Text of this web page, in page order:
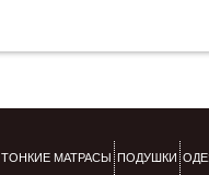
ТОНКИЕ МАТРАСЫ ПОДУШКИ